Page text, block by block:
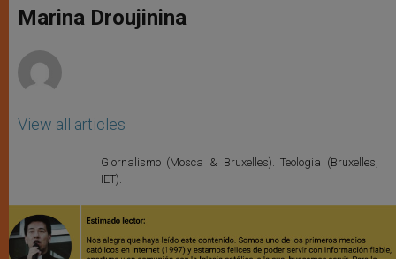
p
p
g
e
o
k
r
Marina Droujinina
View all articles
Giornalismo (Mosca & Bruxelles). Teologia (Bruxelles,
IET).